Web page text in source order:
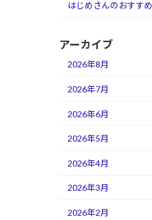
はじめさんのおすすめ
アーカイブ
2026年8月
2026年7月
2026年6月
2026年5月
2026年4月
2026年3月
2026年2月